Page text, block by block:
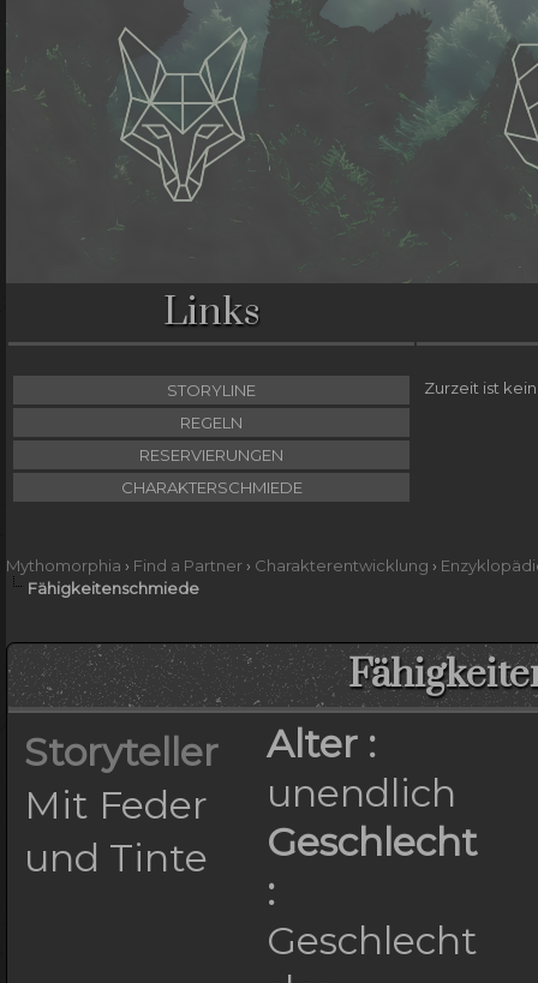
Links
STORYLINE
REGELN
RESERVIERUNGEN
CHARAKTERSCHMIEDE
Zurzeit ist
Mythomorphia › Find a Partner › Charakterentwicklung ›
Fähigkeitenschmiede
Storyteller
Mit Feder
und Tinte
Alter :
unendlich
Geschlecht
:
Geschlecht